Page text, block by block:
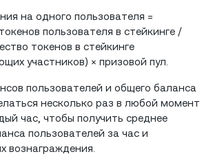
на одного пользователя =
пользователя в стейкинге /
токенов в стейкинге
участников) × призовой пул.
пользователей и общего баланса
несколько раз в любой момент
час, чтобы получить среднее
пользователей за час и
вознаграждения.